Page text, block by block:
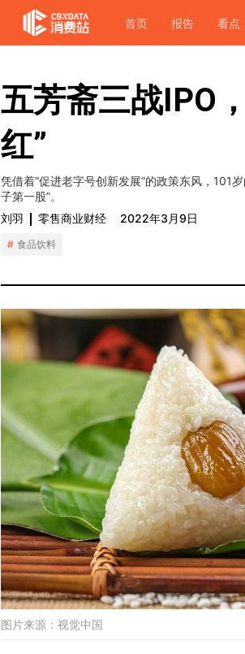
首页 报告 看点
五芳斋三战IPO
红”
凭借着“促进老字号创新发展”的政策东风，101
子第一股”。
刘羽
零售商业财经 2022年3月9日
食品饮料
图片来源： 视觉中国